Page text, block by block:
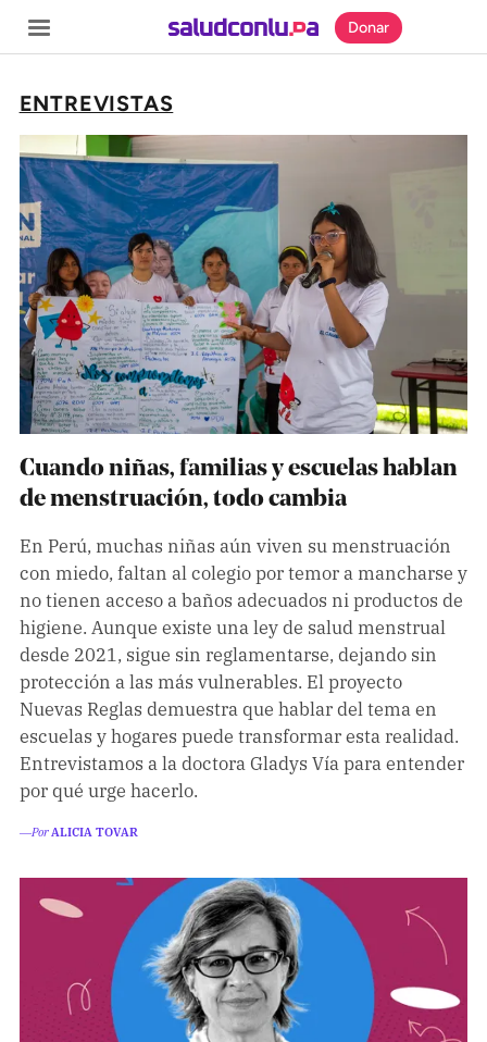
SECCIONES
Inicio
Noticias
Especiales
Nosotros
COBERTURAS
Comprueba
Climatopedia
Medio ambiente
Salud mental
Género
Sobremesa
Entrevistas
Opinión
Biblioterapia
Cartas y réplicas
Pon tu lupa sobre lo
que importa
Donar
ENTREVISTAS
Cuando niñas, familias y escuelas hablan
de menstruación, todo cambia
En Perú, muchas niñas aún viven su menstruación
con miedo, faltan al colegio por temor a mancharse y
no tienen acceso a baños adecuados ni productos de
higiene. Aunque existe una ley de salud menstrual
desde 2021, sigue sin reglamentarse, dejando sin
protección a las más vulnerables. El proyecto
Nuevas Reglas demuestra que hablar del tema en
escuelas y hogares puede transformar esta realidad.
Entrevistamos a la doctora Gladys Vía para entender
por qué urge hacerlo.
―Por ALICIA TOVAR